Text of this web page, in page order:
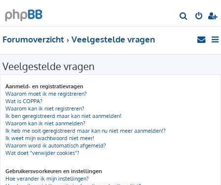
o
Forumoverzicht Veelgestelde vragen
Veelgestelde vragen
Aanmeld- en registratievragen
Waarom moet ik me registreren?
Wat is COPPA?
Waarom kan ik niet registreren?
Ik ben geregistreerd maar kan niet aanmelden!
Waarom kan ik niet aanmelden?
Ik heb me ooit geregistreerd maar kan nu niet meer aanmelden!?
Ik weet mijn wachtwoord niet meer!
Waarom word ik automatisch afgemeld?
Wat doet "verwijder cookies"?
Gebruikersvoorkeuren en instellingen
Hoe verander ik mijn instellingen?